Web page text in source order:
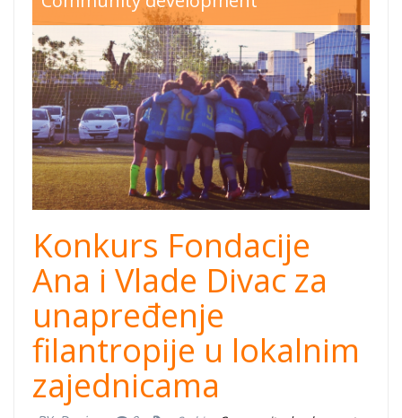
teamwork.jpg
Konkurs Fondacije
Ana i Vlade Divac za
unapređenje
filantropije u lokalnim
zajednicama